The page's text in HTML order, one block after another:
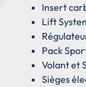
Insert
Lift
Pack
Volant et
Sièges